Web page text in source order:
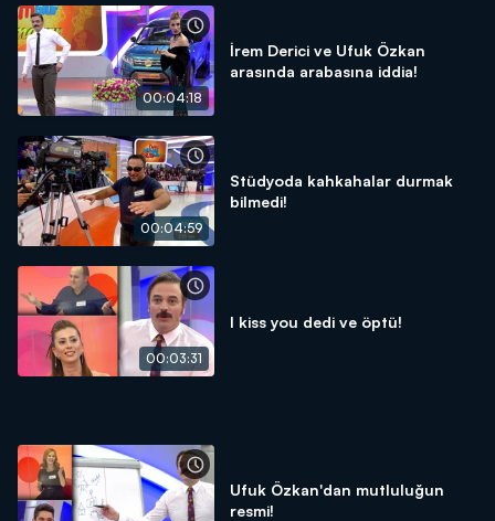
00:04:18
İrem Derici ve Ufuk Özkan
arasında arabasına iddia!
00:04:59
Stüdyoda kahkahalar durmak
bilmedi!
00:03:31
I kiss you dedi ve öptü!
Ufuk Özkan'dan mutluluğun
resmi!